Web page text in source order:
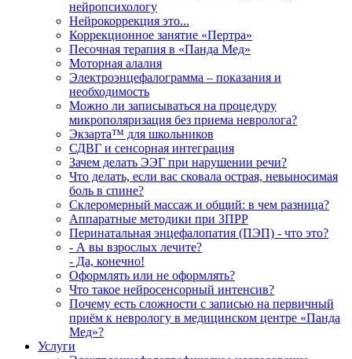
нейропсихологу
Нейрокоррекция это...
Коррекционное занятие «Пертра»
Песочная терапия в «Панда Мед»
Моторная алалия
Электроэнцефалограмма – показания и
необходимость
Можно ли записываться на процедуру
микрополяризация без приема невролога?
Экзарта™ для школьников
СДВГ и сенсорная интеграция
Зачем делать ЭЭГ при нарушении речи?
Что делать, если вас сковала острая, невыносимая
боль в спине?
Склеромерный массаж и общий: в чем разница?
Аппаратные методики при ЗПРР
Перинатальная энцефалопатия (ПЭП) - что это?
- А вы взрослых лечите?
- Да, конечно!
Оформлять или не оформлять?
Что такое нейросенсорный интенсив?
Почему есть сложности с записью на первичный
приём к неврологу в медицинском центре «Панда
Мед»?
Услуги